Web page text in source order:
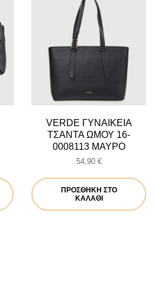
VERDE ΓΥΝΑΙΚΕΙΑ
ΤΣΑΝΤΑ ΩΜΟΥ 16-
0008113 ΜΑΥΡΟ
54,90 €
ΠΡΟΣΘΉΚΗ ΣΤΟ
ΚΑΛΆΘΙ